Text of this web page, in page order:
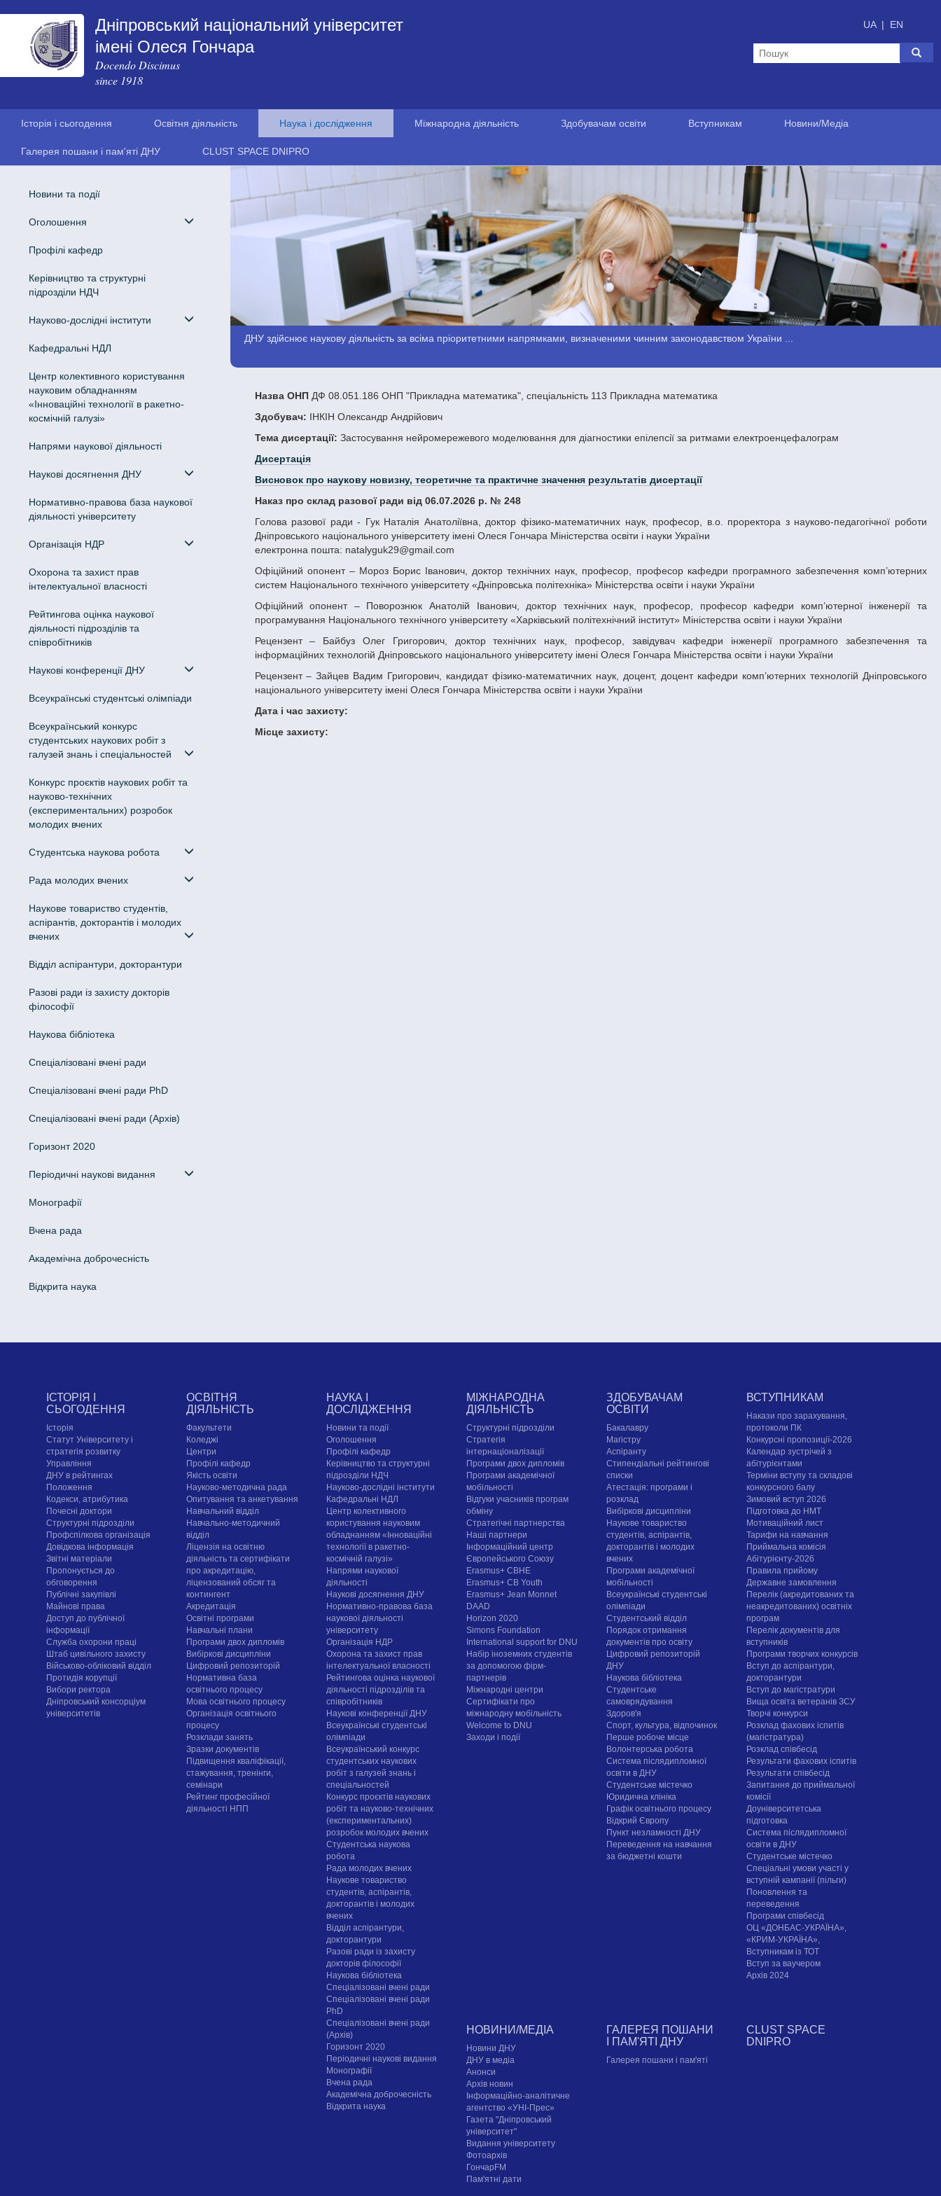
Дніпровський національний університет
імені Олеся Гончара
Docendo Discimus
since 1918
UA | EN
Історія і сьогодення Освітня діяльність Наука і дослідження Міжнародна діяльність Здобувачам освіти Вступникам Новини/Медіа
Галерея пошани і пам'яті ДНУ CLUST SPACE DNIPRO
Новини та події
Оголошення
Профілі кафедр
Керівництво та структурні
підрозділи НДЧ
Науково-дослідні інститути
Кафедральні НДЛ
Центр колективного користування
науковим обладнанням
«Інноваційні технології в ракетно-
космічній галузі»
Напрями наукової діяльності
Наукові досягнення ДНУ
Нормативно-правова база наукової
діяльності університету
Організація НДР
Охорона та захист прав
інтелектуальної власності
Рейтингова оцінка наукової
діяльності підрозділів та
співробітників
Наукові конференції ДНУ
Всеукраїнські студентські олімпіади
Всеукраїнський конкурс
студентських наукових робіт з
галузей знань і спеціальностей
Конкурс проєктів наукових робіт та
науково-технічних
(експериментальних) розробок
молодих вчених
Студентська наукова робота
Рада молодих вчених
Наукове товариство студентів,
аспірантів, докторантів і молодих
вчених
Відділ аспірантури, докторантури
Разові ради із захисту докторів
філософії
Наукова бібліотека
Спеціалізовані вчені ради
Спеціалізовані вчені ради PhD
Спеціалізовані вчені ради (Архів)
Горизонт 2020
Періодичні наукові видання
Монографії
Вчена рада
Академічна доброчесність
Відкрита наука
ДНУ здійснює наукову діяльність за всіма пріоритетними напрямками, визначеними чинним законодавством України ...
Назва ОНПДФ 08.051.186 ОНП "Прикладна математика", спеціальність 113 Прикладна математика
Здобувач: ІНКІН Олександр Андрійович
Тема дисертації: Застосування нейромережевого моделювання для діагностики епілепсії за ритмами електроенцефалограм
Дисертація
Висновок про наукову новизну, теоретичне та практичне значення результатів дисертації
Наказ про склад разової ради від 06.07.2026 р. № 248
Голова разової ради - Гук Наталія Анатоліївна, доктор фізико-математичних наук, професор, в.о. проректора з науково-педагогічної роботи
Дніпровського національного університету імені Олеся Гончара Міністерства освіти і науки України
електронна пошта: natalyguk29@gmail.com
Офіційний опонент – Мороз Борис Іванович, доктор технічних наук, професор, професор кафедри програмного забезпечення комп’ютерних
систем Національного технічного університету «Дніпровська політехніка» Міністерства освіти і науки України
Офіційний опонент – Поворознюк Анатолій Іванович, доктор технічних наук, професор, професор кафедри комп’ютерної інженерії та
програмування Національного технічного університету «Харківський політехнічний інститут» Міністерства освіти і науки України
Рецензент – Байбуз Олег Григорович, доктор технічних наук, професор, завідувач кафедри інженерії програмного забезпечення та
інформаційних технологій Дніпровського національного університету імені Олеся Гончара Міністерства освіти і науки України
Рецензент – Зайцев Вадим Григорович, кандидат фізико-математичних наук, доцент, доцент кафедри комп’ютерних технологій Дніпровського
національного університету імені Олеся Гончара Міністерства освіти і науки України
Дата і час захисту:
Місце захисту:
ІСТОРІЯ І
СЬОГОДЕННЯ
Історія
Статут Університету і
стратегія розвитку
Управління
ДНУ в рейтингах
Положення
Кодекси, атрибутика
Почесні доктори
Структурні підрозділи
Профспілкова організація
Довідкова інформація
Звітні матеріали
Пропонується до
обговорення
Публічні закупівлі
Майнові права
Доступ до публічної
інформації
Служба охорони праці
Штаб цивільного захисту
Військово-обліковий відділ
Протидія корупції
Вибори ректора
Дніпровський консорціум
університетів
ОСВІТНЯ
ДІЯЛЬНІСТЬ
Факультети
Коледжі
Центри
Профілі кафедр
Якість освіти
Науково-методична рада
Опитування та анкетування
Навчальний відділ
Навчально-методичний
відділ
Ліцензія на освітню
діяльність та сертифікати
про акредитацію,
ліцензований обсяг та
контингент
Акредитація
Освітні програми
Навчальні плани
Програми двох дипломів
Вибіркові дисципліни
Цифровий репозиторій
Нормативна база
освітнього процесу
Мова освітнього процесу
Організація освітнього
процесу
Розклади занять
Зразки документів
Підвищення кваліфікації,
стажування, тренінги,
семінари
Рейтинг професійної
діяльності НПП
НАУКА І
ДОСЛІДЖЕННЯ
Новини та події
Оголошення
Профілі кафедр
Керівництво та структурні
підрозділи НДЧ
Науково-дослідні інститути
Кафедральні НДЛ
Центр колективного
користування науковим
обладнанням «Інноваційні
технології в ракетно-
космічній галузі»
Напрями наукової
діяльності
Наукові досягнення ДНУ
Нормативно-правова база
наукової діяльності
університету
Організація НДР
Охорона та захист прав
інтелектуальної власності
Рейтингова оцінка наукової
діяльності підрозділів та
співробітників
Наукові конференції ДНУ
Всеукраїнські студентські
олімпіади
Всеукраїнський конкурс
студентських наукових
робіт з галузей знань і
спеціальностей
Конкурс проєктів наукових
робіт та науково-технічних
(експериментальних)
розробок молодих вчених
Студентська наукова
робота
Рада молодих вчених
Наукове товариство
студентів, аспірантів,
докторантів і молодих
вчених
Відділ аспірантури,
докторантури
Разові ради із захисту
докторів філософії
Наукова бібліотека
Спеціалізовані вчені ради
Спеціалізовані вчені ради
PhD
Спеціалізовані вчені ради
(Архів)
Горизонт 2020
Періодичні наукові видання
Монографії
Вчена рада
Академічна доброчесність
Відкрита наука
МІЖНАРОДНА
ДІЯЛЬНІСТЬ
Структурні підрозділи
Стратегія
інтернаціоналізації
Програми двох дипломів
Програми академічної
мобільності
Відгуки учасників програм
обміну
Стратегічні партнерства
Наші партнери
Інформаційний центр
Європейського Союзу
Erasmus+ CBHE
Erasmus+ CB Youth
Erasmus+ Jean Monnet
DAAD
Horizon 2020
Simons Foundation
International support for DNU
Набір іноземних студентів
за допомогою фірм-
партнерів
Міжнародні центри
Сертифікати про
міжнародну мобільність
Welcome to DNU
Заходи і події
ЗДОБУВАЧАМ
ОСВІТИ
Бакалавру
Магістру
Аспіранту
Стипендіальні рейтингові
списки
Атестація: програми і
розклад
Вибіркові дисципліни
Наукове товариство
студентів, аспірантів,
докторантів і молодих
вчених
Програми академічної
мобільності
Всеукраїнські студентські
олімпіади
Студентський відділ
Порядок отримання
документів про освіту
Цифровий репозиторій
ДНУ
Наукова бібліотека
Студентське
самоврядування
Здоров'я
Спорт, культура, відпочинок
Перше робоче місце
Волонтерська робота
Система післядипломної
освіти в ДНУ
Cтудентське містечко
Юридична клініка
Графік освітнього процесу
Відкрий Європу
Пункт незламності ДНУ
Переведення на навчання
за бюджетні кошти
ВСТУПНИКАМ
Накази про зарахування,
протоколи ПК
Конкурсні пропозиції-2026
Календар зустрічей з
абітурієнтами
Терміни вступу та складові
конкурсного балу
Зимовий вступ 2026
Підготовка до НМТ
Мотиваційний лист
Тарифи на навчання
Приймальна комісія
Абітурієнту-2026
Правила прийому
Державне замовлення
Перелік (акредитованих та
неакредитованих) освітніх
програм
Перелік документів для
вступників
Програми творчих конкурсiв
Вступ до аспірантури,
докторантури
Вступ до магістратури
Вища освіта ветеранів ЗСУ
Творчі конкурси
Розклад фахових іспитів
(магістратура)
Розклад співбесід
Результати фахових іспитів
Результати співбесід
Запитання до приймальної
комісії
Доуніверситетська
підготовка
Система післядипломної
освіти в ДНУ
Cтудентське містечко
Спеціальні умови участі у
вступній кампанії (пільги)
Поновлення та
переведення
Програми співбесід
ОЦ «ДОНБАС-УКРАЇНА»,
«КРИМ-УКРАЇНА»,
Вступникам із ТОТ
Вступ за ваучером
Архів 2024
НОВИНИ/МЕДІА
Новини ДНУ
ДНУ в медіа
Анонси
Архів новин
Інформаційно-аналітичне
агентство «УНІ-Прес»
Газета "Дніпровський
університет"
Видання університету
Фотоархів
ГончарFM
Пам'ятні дати
ГАЛЕРЕЯ ПОШАНИ
І ПАМ'ЯТІ ДНУ
Галерея пошани і пам'яті
CLUST SPACE
DNIPRO